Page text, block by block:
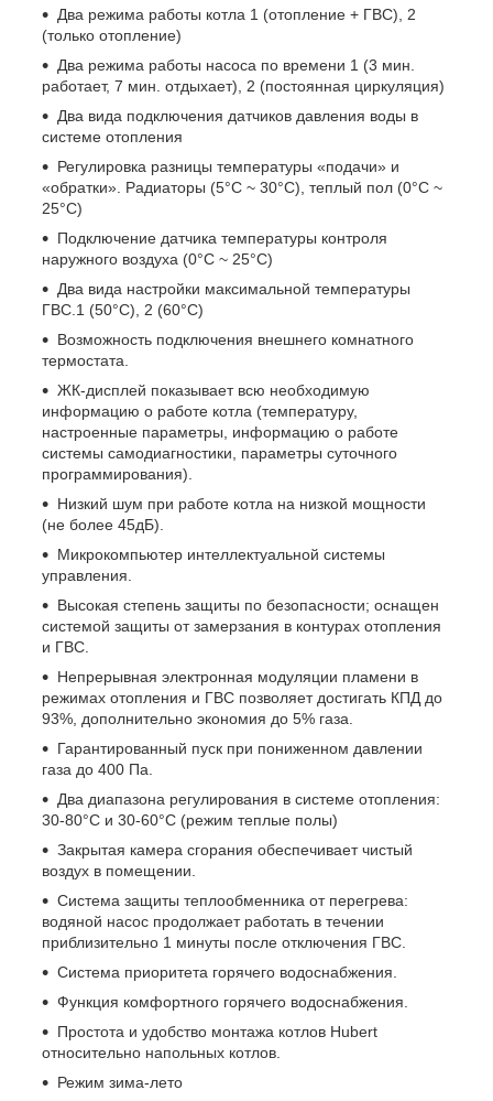
Два режима работы котла 1 (отопление + ГВС), 2
(только отопление)
Два режима работы насоса по времени 1 (3 мин.
работает, 7 мин. отдыхает), 2 (постоянная циркуляция)
Два вида подключения датчиков давления воды в
системе отопления
Регулировка разницы температуры «подачи» и
«обратки». Радиаторы (5°C ~ 30°C), теплый пол (0°C ~
25°C)
Подключение датчика температуры контроля
наружного воздуха (0°C ~ 25°C)
Два вида настройки максимальной температуры
ГВС.1 (50°C), 2 (60°C)
Возможность подключения внешнего комнатного
термостата.
ЖК-дисплей показывает всю необходимую
информацию о работе котла (температуру,
настроенные параметры, информацию о работе
системы самодиагностики, параметры суточного
программирования).
Низкий шум при работе котла на низкой мощности
(не более 45дБ).
Микрокомпьютер интеллектуальной системы
управления.
Высокая степень защиты по безопасности; оснащен
системой защиты от замерзания в контурах отопления
и ГВС.
Непрерывная электронная модуляции пламени в
режимах отопления и ГВС позволяет достигать КПД до
93%, дополнительно экономия до 5% газа.
Гарантированный пуск при пониженном давлении
газа до 400 Па.
Два диапазона регулирования в системе отопления:
30-80°C и 30-60°С (режим теплые полы)
Закрытая камера сгорания обеспечивает чистый
воздух в помещении.
Система защиты теплообменника от перегрева:
водяной насос продолжает работать в течении
приблизительно 1 минуты после отключения ГВС.
Система приоритета горячего водоснабжения.
Функция комфортного горячего водоснабжения.
Простота и удобство монтажа котлов Hubert
относительно напольных котлов.
Режим зима-лето